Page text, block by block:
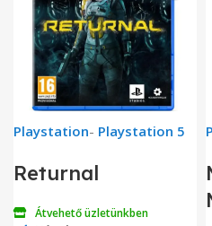
Playstation- Playstation 5
Returnal
Átvehető üzletünkben